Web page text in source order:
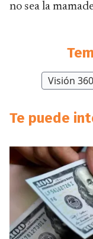
no sea la
Visión 360
Te puede